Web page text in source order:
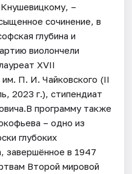
Кнушевицкому, –
сочинение, в
глубина и
виолончели
XVII
П. И. Чайковского (II
2023 г.), стипендиат
программу также
– одно из
глубоких
завершённое в 1947
Второй мировой